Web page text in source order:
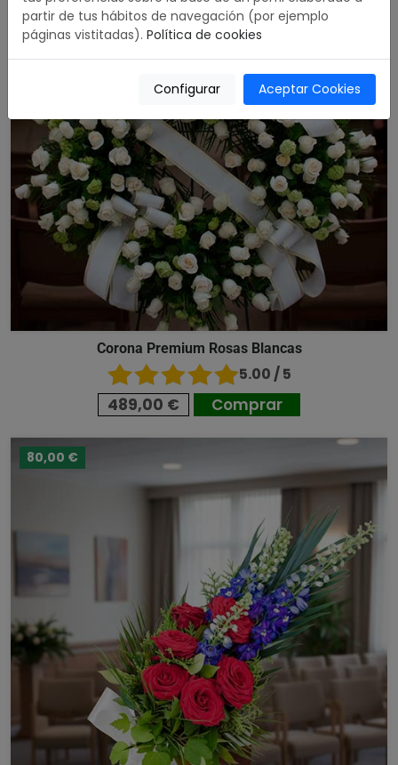
Corona Premium Rosas Blancas
5.00 / 5
489,00 € Comprar
80,00 €
partir de tus hábitos de navegación (por ejemplo
páginas vistitadas). Política de cookies
Configurar Aceptar Cookies